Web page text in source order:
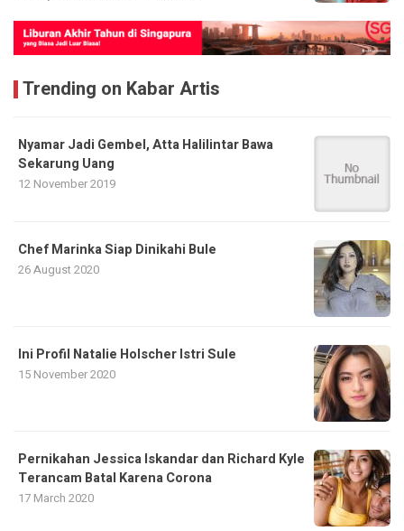
Trending on Kabar Artis
Nyamar Jadi Gembel, Atta Halilintar Bawa
Sekarung Uang
12 November 2019
Chef Marinka Siap Dinikahi Bule
26 August 2020
Ini Profil Natalie Holscher Istri Sule
15 November 2020
Pernikahan Jessica Iskandar dan Richard Kyle
Terancam Batal Karena Corona
17 March 2020